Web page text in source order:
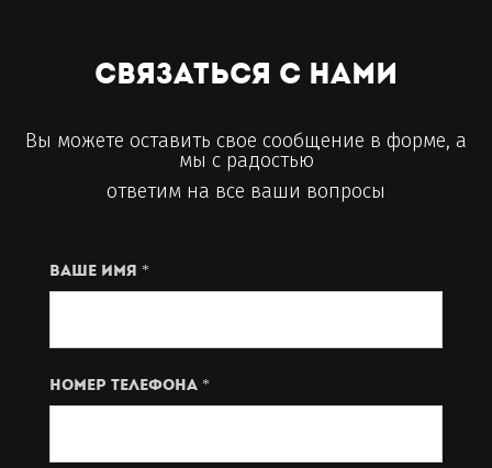
Связаться с нами
Вы можете оставить свое сообщение в форме, а
мы с радостью
ответим на все ваши вопросы
Ваше имя *
Номер телефона *